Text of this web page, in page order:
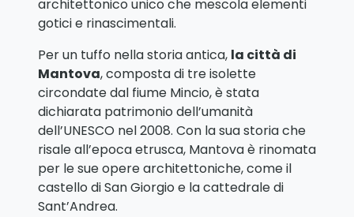
architettonico unico che mescola elementi
gotici e rinascimentali.
Per un tuffo nella storia antica, la città di
Mantova, composta di tre isolette
circondate dal fiume Mincio, è stata
dichiarata patrimonio dell’umanità
dell’UNESCO nel 2008. Con la sua storia che
risale all’epoca etrusca, Mantova è rinomata
per le sue opere architettoniche, come il
castello di San Giorgio e la cattedrale di
Sant’Andrea.